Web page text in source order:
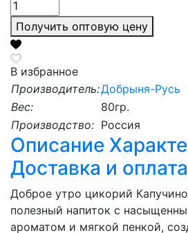
Получить оптовую цену
В избранное
Производитель:Добрыня-Русь
Вес:
80гр.
Производство: Россия
Описание
Доставка и оплата
Доброе утро цикорий
полезный напиток с
ароматом и мягкой пенкой,